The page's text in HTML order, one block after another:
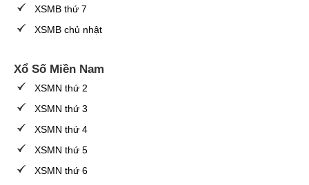
XSMB thứ 7
XSMB chủ nhật
Xổ Số Miền Nam
XSMN thứ 2
XSMN thứ 3
XSMN thứ 4
XSMN thứ 5
XSMN thứ 6